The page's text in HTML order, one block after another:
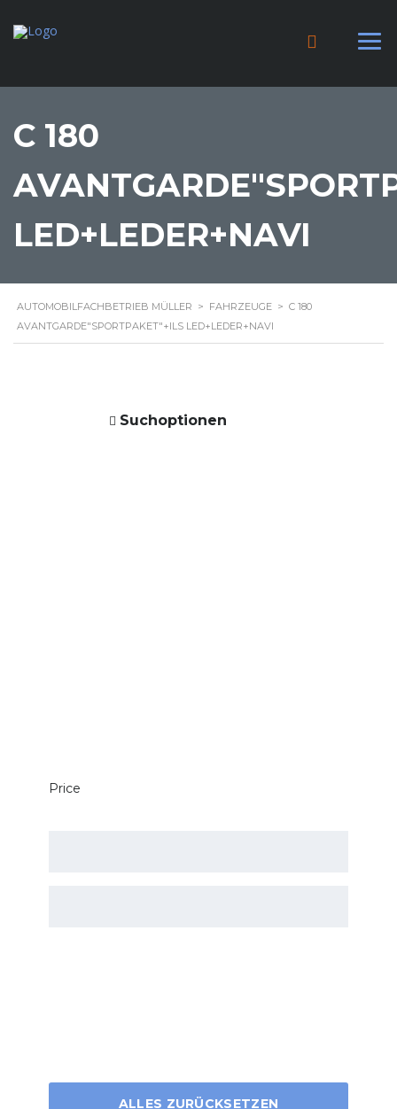
C 180
LED+LEDER+NAVI
AUTOMOBILFACHBETRIEB MÜLLER > FAHRZEUGE > C 180
AVANTGARDE"SPORTPAKET"+ILS LED+LEDER+NAVI
Suchoptionen
Price
ALLES ZURÜCKSETZEN